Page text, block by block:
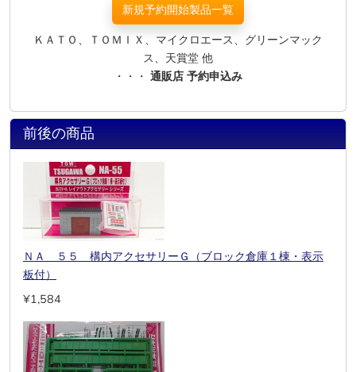
新規予約開始製品一覧
ＫＡＴＯ、ＴＯＭＩＸ、マイクロエース、グリーンマック
ス、天賞堂 他
・・・ 通販店 予約申込み
前後の商品
ＮＡ ５５ 構内アクセサリーＧ（ブロック倉庫１棟・表示
板付）
¥1,584